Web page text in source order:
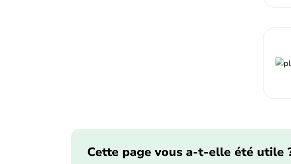
Cette page vous a-t-elle été utile